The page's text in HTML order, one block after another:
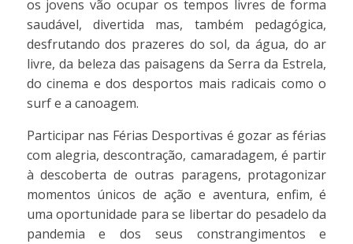
os jovens vão ocupar os tempos livres de forma
saudável, divertida mas, também pedagógica,
desfrutando dos prazeres do sol, da água, do ar
livre, da beleza das paisagens da Serra da Estrela,
do cinema e dos desportos mais radicais como o
surf e a canoagem.
Participar nas Férias Desportivas é gozar as férias
com alegria, descontração, camaradagem, é partir
à descoberta de outras paragens, protagonizar
momentos únicos de ação e aventura, enfim, é
uma oportunidade para se libertar do pesadelo da
pandemia e dos seus constrangimentos e